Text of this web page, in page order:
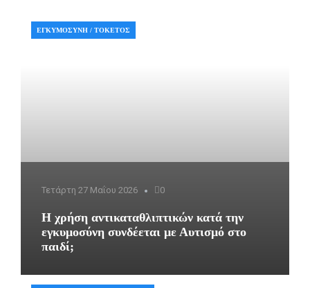
Τετάρτη 27 Μαΐου 2026 0
Η χρήση αντικαταθλιπτικών κατά την
εγκυμοσύνη συνδέεται με Αυτισμό στο
παιδί;
ΕΓΚΥΜΟΣΎΝΗ / ΤΟΚΕΤΌΣ